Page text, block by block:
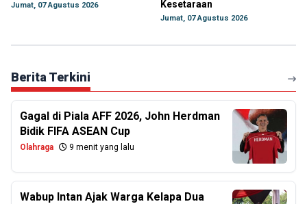
Jumat, 07 Agustus 2026 Kesetaraan
Jumat, 07 Agustus 2026
Berita Terkini
Gagal di Piala AFF 2026, John Herdman
Bidik FIFA ASEAN Cup
Olahraga 9 menit yang lalu
Wabup Intan Ajak Warga Kelapa Dua